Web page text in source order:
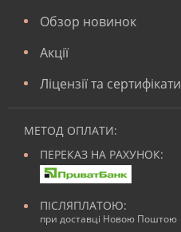
Обзор новинок
Акції
Ліцензії та сертифікати
МЕТОД ОПЛАТИ:
ПЕРЕКАЗ НА РАХУНОК:
ПІСЛЯПЛАТОЮ:
при доставці Новою Поштою